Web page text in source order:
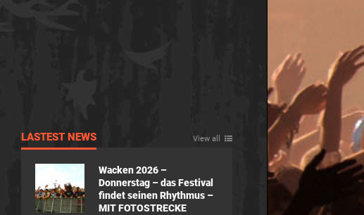
LASTEST NEWS View all
Wacken 2026 –
Donnerstag – das Festival
findet seinen Rhythmus –
MIT FOTOSTRECKE